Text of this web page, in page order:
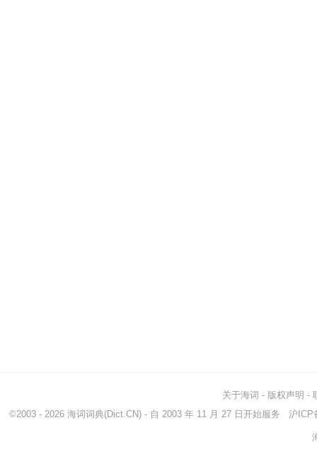
关于海词 - 版权声明 -
©2003 - 2026 海词词典(Dict.CN) - 自 2003 年 11 月 27 日开始服务 沪ICP